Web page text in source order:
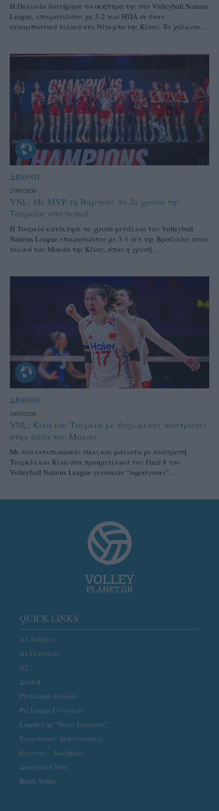
Η Πολωνία διατήρησε τα σκήπτρα της στο Volleyball Nations
League, επικρατώντας με 3-2 των ΗΠΑ σε έναν
συναρπαστικό τελικό στο Νίγκμπο της Κίνας. Το χάλκινο...
ΔΙΕΘΝΗ
27/07/2026
VNL: Με MVP τη Βάργκας το 2ο χρυσό της
Τουρκίας στο θεσμό
H Τουρκία κατέκτησε το χρυσό μετάλλιο του Volleyball
Nations League επικρατώντας με 3-1 σετ της Βραζιλίας στον
τελικό του Μακάο της Κίνας, όπου η χρυσή...
ΔΙΕΘΝΗ
24/07/2026
VNL: Κίνα και Τουρκία με ψυχωμένες ανατροπές
στην 4άδα του Μακάο
Με δύο εντυπωσιακές νίκες και μάλιστα με ανατροπή
Τουρκία και Κίνα στα προημιτελικά του Final 8 του
Volleyball Nations League γυναικών “σφράγισαν”...
QUICK LINKS
Α1 Ανδρών
Α1 Γυναικών
A2
Διεθνή
Pre League Ανδρών
Pre League Γυναικών
League Cup “Νίκος Σαμαράς”
Ευρωπαϊκές Διοργανώσεις
Ενώσεις – Ακαδημίες
Διοικητικά Νέα
Beach Volley